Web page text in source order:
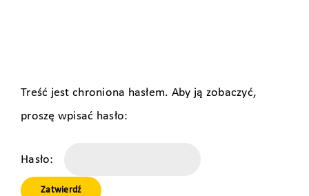
Treść jest chroniona hasłem. Aby ją zobaczyć,
proszę wpisać hasło:
Hasło: